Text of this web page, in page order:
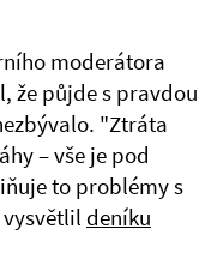
moderátora
že půjde s pravdou
"Ztráta
– vše je pod
to problémy s
deníku